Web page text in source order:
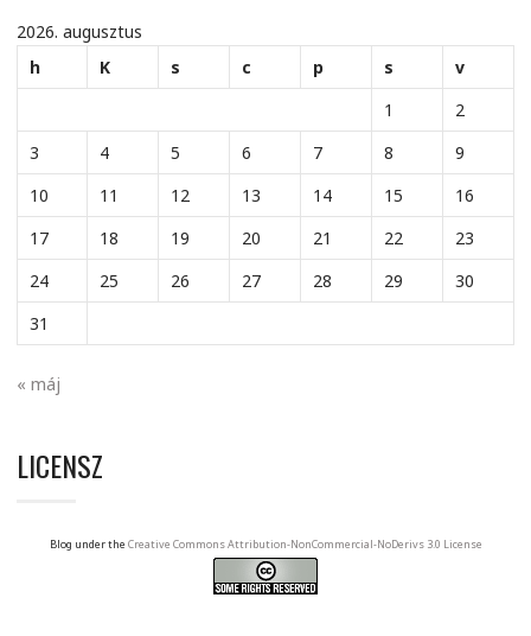
2026. augusztus
h
K s c p s
v
1
2
3
4 5 6 7 8
9
10
11 12 13 14 15
16
17
18 19 20 21 22
23
24
25 26 27 28 29
30
31
« máj
LICENSZ
Blog under the Creative Commons Attribution-NonCommercial-NoDerivs 3.0 License